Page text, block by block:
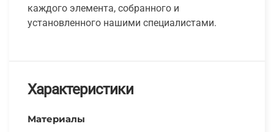
каждого элемента, собранного и
установленного нашими специалистами.
Характеристики
Материалы